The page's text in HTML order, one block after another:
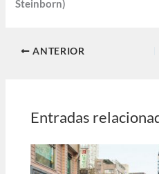
Steinborn)
ANTERIOR
Entradas